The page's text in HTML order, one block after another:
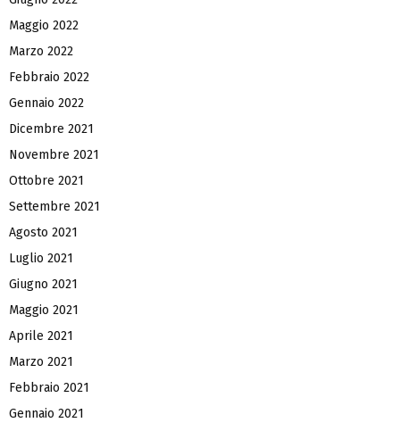
Maggio 2022
Marzo 2022
Febbraio 2022
Gennaio 2022
Dicembre 2021
Novembre 2021
Ottobre 2021
Settembre 2021
Agosto 2021
Luglio 2021
Giugno 2021
Maggio 2021
Aprile 2021
Marzo 2021
Febbraio 2021
Gennaio 2021